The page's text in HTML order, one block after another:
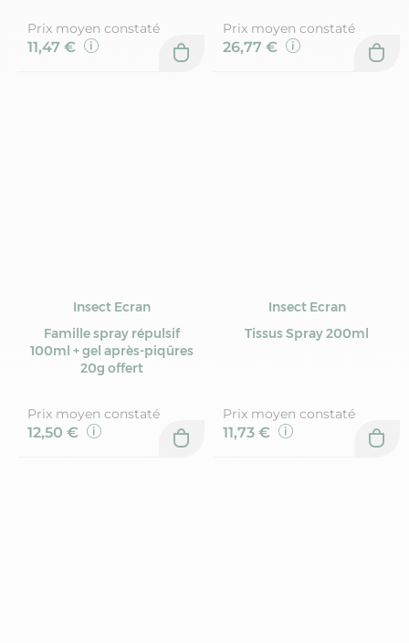
Prix moyen constaté
11,47 €
Prix moyen constaté
26,77 €
Insect Ecran
Famille spray répulsif
100ml + gel après-piqûres
20g offert
Prix moyen constaté
12,50 €
Insect Ecran
Tissus Spray 200ml
Prix moyen constaté
11,73 €